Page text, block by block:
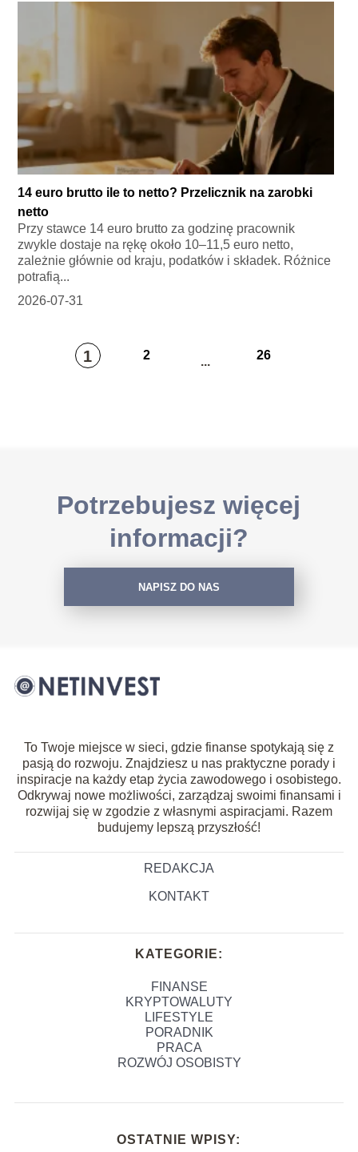
14 euro brutto ile to netto? Przelicznik na zarobki
netto
Przy stawce 14 euro brutto za godzinę pracownik
zwykle dostaje na rękę około 10–11,5 euro netto,
zależnie głównie od kraju, podatków i składek. Różnice
potrafią...
2026-07-31
1 2 ... 26
Potrzebujesz więcej
informacji?
NAPISZ DO NAS
To Twoje miejsce w sieci, gdzie finanse spotykają się z
pasją do rozwoju. Znajdziesz u nas praktyczne porady i
inspiracje na każdy etap życia zawodowego i osobistego.
Odkrywaj nowe możliwości, zarządzaj swoimi finansami i
rozwijaj się w zgodzie z własnymi aspiracjami. Razem
budujemy lepszą przyszłość!
REDAKCJA
KONTAKT
KATEGORIE:
FINANSE
KRYPTOWALUTY
LIFESTYLE
PORADNIK
PRACA
ROZWÓJ OSOBISTY
OSTATNIE WPISY: